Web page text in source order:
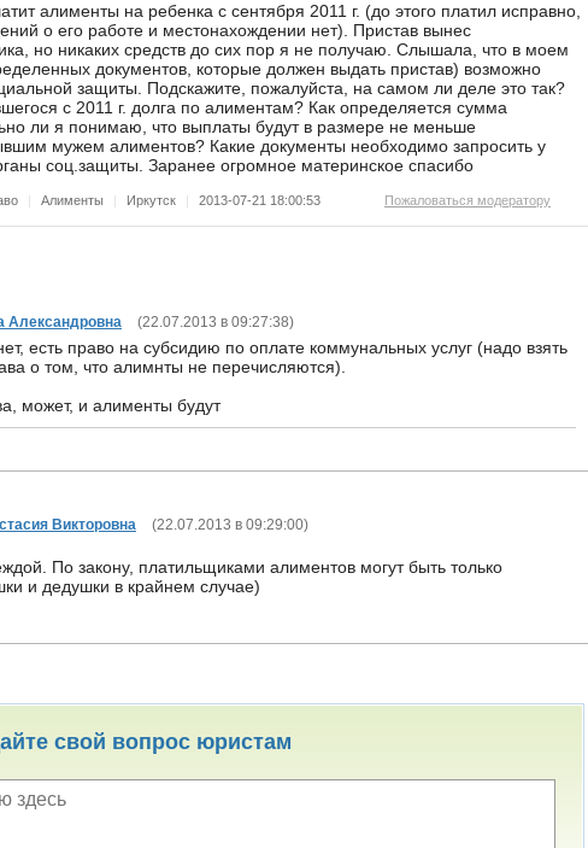
алименты на ребенка с сентября 2011 г. (до этого платил исправно,
о его работе и местонахождении нет). Пристав вынес
но никаких средств до сих пор я не получаю. Слышала, что в моем
документов, которые должен выдать пристав) возможно
защиты. Подскажите, пожалуйста, на самом ли деле это так?
с 2011 г. долга по алиментам? Как определяется сумма
ли я понимаю, что выплаты будут в размере не меньше
мужем алиментов? Какие документы необходимо запросить у
соц.защиты. Заранее огромное материнское спасибо
| Алименты | Иркутск | 2013-07-21 18:00:53 Пожаловаться модератору
Александровна (22.07.2013 в 09:27:38)
есть право на субсидию по оплате коммунальных услуг (надо взять
о том, что алимнты не перечисляются).
может, и алименты будут
Викторовна (22.07.2013 в 09:29:00)
По закону, платильщиками алиментов могут быть только
и дедушки в крайнем случае)
свой вопрос юристам